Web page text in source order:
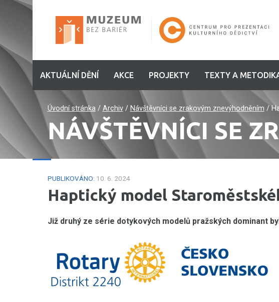
AKTUÁLNÍ DĚNÍ AKCE PROJEKTY TEXTY A
Úvodní stránka/ Archiv/ Návštěvníci se zrakovým znevýhodněním /
NÁVŠTĚVNÍCI SE
PUBLIKOVÁNO: 10. 6. 2024
Haptický model
Již druhý ze série dotykových modelů pražských dominant